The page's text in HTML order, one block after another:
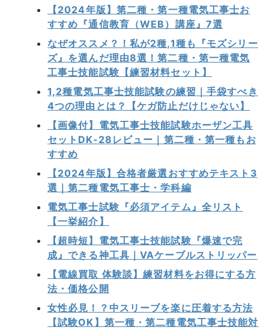
【2024年版】第二種・第一種電気工事士お
すすめ『通信教育（WEB）講座』7選
なぜオススメ？！私が2種,1種も『モズシリー
ズ』を選んだ理由8選！第二種・第一種電気
工事士技能試験【練習材料セット】
1,2種電気工事士技能試験の練習｜手袋すべき
4つの理由とは？【ケガ防止だけじゃない】
【画像付】電気工事士技能試験ホーザン工具
セットDK-28レビュー｜第二種・第一種もお
すすめ
【2024年版】合格者厳選おすすめテキスト3
選｜第二種電気工事士・学科編
電気工事士試験『必須アイテム』全リスト
【一挙紹介】
【超時短】電気工事士技能試験『爆速で完
成』できる神工具｜VAケーブルストリッパー
【電線買取 体験談】練習材料をお得にする方
法・価格公開
女性必見！？中スリーブを楽に圧着する方法
【試験OK】第一種・第二種電気工事士技能対